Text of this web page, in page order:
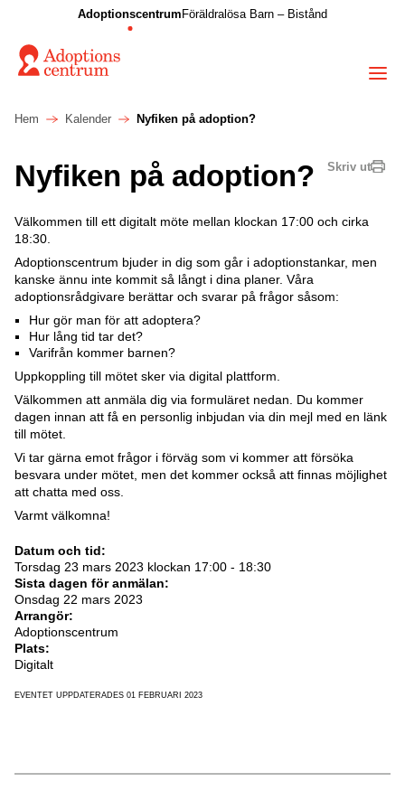
Adoptionscentrum Föräldralösa Barn – Bistånd
Hem Kalender Nyfiken på adoption?
Skriv ut
Nyfiken på adoption?
Välkommen till ett digitalt möte mellan klockan 17:00 och cirka
18:30.
Adoptionscentrum bjuder in dig som går i adoptionstankar, men
kanske ännu inte kommit så långt i dina planer. Våra
adoptionsrådgivare berättar och svarar på frågor såsom:
Hur gör man för att adoptera?
Hur lång tid tar det?
Varifrån kommer barnen?
Uppkoppling till mötet sker via digital plattform.
Välkommen att anmäla dig via formuläret nedan. Du kommer
dagen innan att få en personlig inbjudan via din mejl med en länk
till mötet.
Vi tar gärna emot frågor i förväg som vi kommer att försöka
besvara under mötet, men det kommer också att finnas möjlighet
att chatta med oss.
Varmt välkomna!
Datum och tid:
Torsdag 23 mars 2023 klockan 17:00 - 18:30
Sista dagen för anmälan:
Onsdag 22 mars 2023
Arrangör:
Adoptionscentrum
Plats:
Digitalt
EVENTET UPPDATERADES 01 FEBRUARI 2023